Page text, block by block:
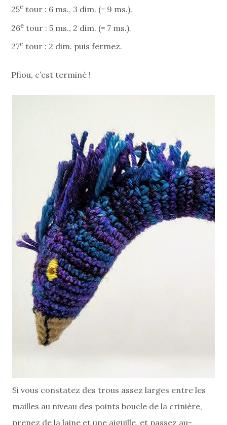
25e tour : 6 ms., 3 dim. (= 9 ms.).
26e tour : 5 ms., 2 dim. (= 7 ms.).
27e tour : 2 dim. puis fermez.
Pfiou, c’est terminé !
Si vous constatez des trous assez larges entre les
mailles au niveau des points boucle de la crinière,
prenez de la laine et une aiguille, et passez au-